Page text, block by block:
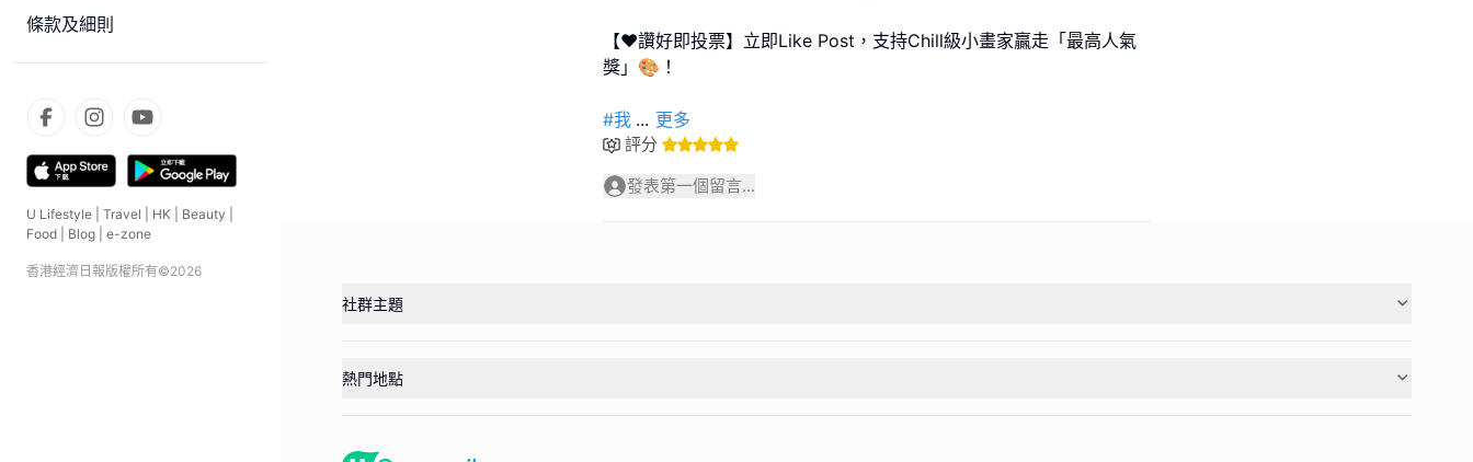
條款及細則
U Lifestyle Travel HK Beauty
Food
Blog e-zone
香港經濟日報版權所有©2026
【❤️讚好即投票】立即Like Post，支持Chill級小畫家贏走「最高人氣
獎」🎨！
#我 ... 更多
評分
發表第一個留言...
社群主題
熱門地點